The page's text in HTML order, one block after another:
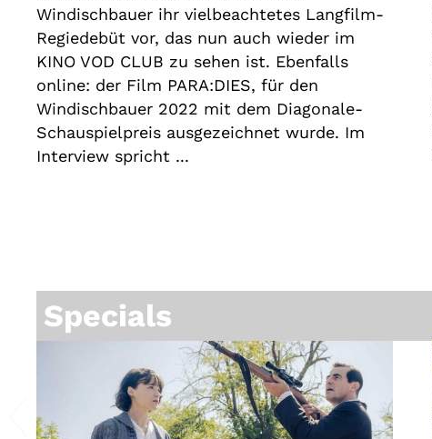
Windischbauer ihr vielbeachtetes Langfilm-
Regiedebüt vor, das nun auch wieder im
KINO VOD CLUB zu sehen ist. Ebenfalls
online: der Film PARA:DIES, für den
Windischbauer 2022 mit dem Diagonale-
Schauspielpreis ausgezeichnet wurde. Im
Interview spricht ...
Specials